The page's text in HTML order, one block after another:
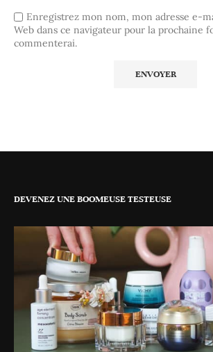
Enregistrez mon nom, mon adresse e-
Web dans ce navigateur pour la prochaine
commenterai.
DEVENEZ UNE BOOMEUSE TESTEUSE